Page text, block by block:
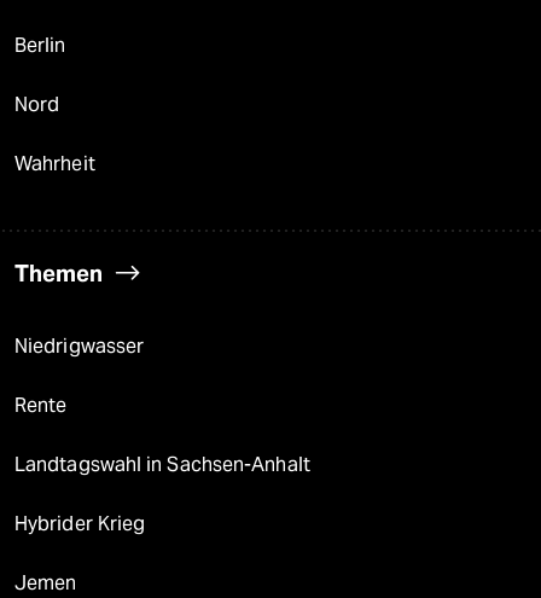
Berlin
Nord
Wahrheit
Themen
Niedrigwasser
Rente
Landtagswahl in Sachsen-Anhalt
Hybrider Krieg
Jemen